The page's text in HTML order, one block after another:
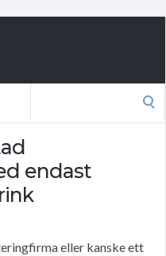
endast
eller kanske ett